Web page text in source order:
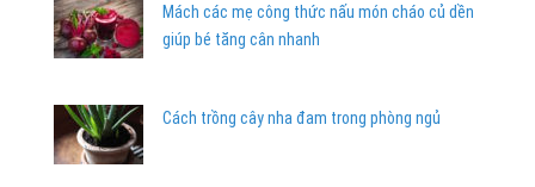
Mách các mẹ công thức nấu món cháo củ dền
giúp bé tăng cân nhanh
Cách trồng cây nha đam trong phòng ngủ